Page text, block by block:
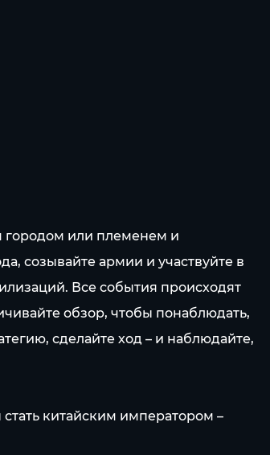
городом или племенем и
созывайте армии и участвуйте в
Все события происходят
обзор, чтобы понаблюдать,
сделайте ход – и наблюдайте,
китайским императором –